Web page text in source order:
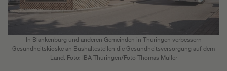
In Blankenburg und anderen Gemeinden in Thüringen verbessern
Gesundheitskioske an Bushaltestellen die Gesundheitsversorgung auf dem
Land. Foto: IBA Thüringen/Foto Thomas Müller